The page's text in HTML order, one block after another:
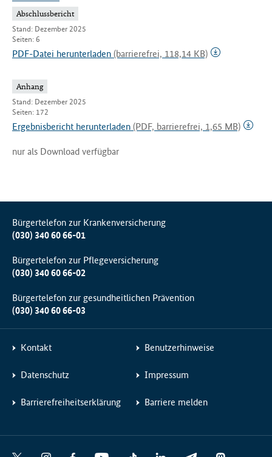
Abschlussbericht
Stand: Dezember 2025
Seiten: 6
PDF-Datei herunterladen (barrierefrei, 118,14 KB)
Anhang
Stand: Dezember 2025
Seiten: 172
Ergebnisbericht herunterladen (PDF, barrierefrei, 1,65 MB)
nur als Download verfügbar
Bürgertelefon zur Krankenversicherung
(030) 340 60 66-01
Bürgertelefon zur Pflegeversicherung
(030) 340 60 66-02
Bürgertelefon zur gesundheitlichen Prävention
(030) 340 60 66-03
Kontakt Benutzerhinweise
Datenschutz Impressum
Barrierefreiheitserklärung Barriere melden
Social